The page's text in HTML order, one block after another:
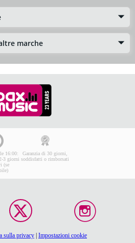
marche
16:00:
3 giorni
(se
Garanzia di 30 giorni,
soddisfatti o rimborsati
sulla privacy Impostazioni cookie